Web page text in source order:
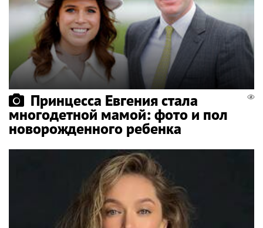
Принцесса Евгения стала
многодетной мамой: фото и пол
новорожденного ребенка